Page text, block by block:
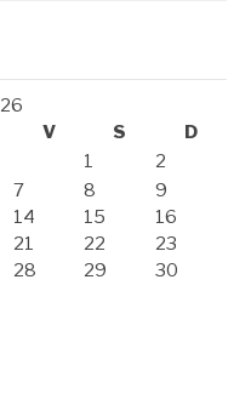
V S
D
1
2
7 8
9
14 15
16
21 22
23
28 29
30